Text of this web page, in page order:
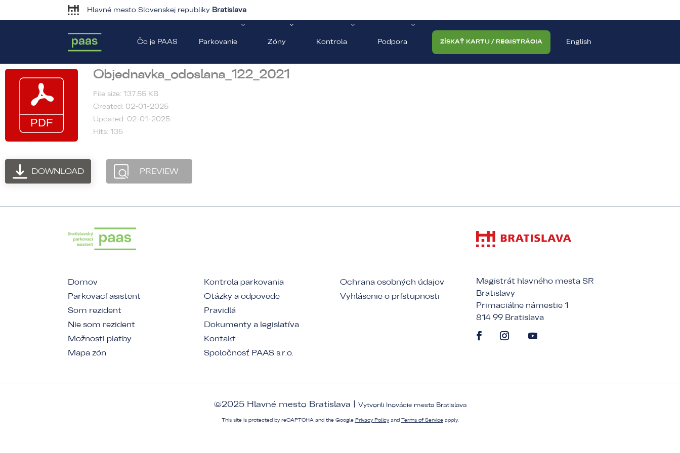
Hlavné mesto Slovenskej republiky Bratislava
Čo je PAAS Parkovanie Zóny Kontrola Podpora ZÍSKAŤ KARTU / REGISTRÁCIA English
Objednavka_odoslana_122_2021
File size: 137.55 KB
Created: 02-01-2025
Updated: 02-01-2025
Hits: 135
DOWNLOAD PREVIEW
Domov
Parkovací asistent
Som rezident
Nie som rezident
Možnosti platby
Mapa zón
Kontrola parkovania
Otázky a odpovede
Pravidlá
Dokumenty a legislatíva
Kontakt
Spoločnosť PAAS s.r.o.
Ochrana osobných údajov
Vyhlásenie o prístupnosti
Magistrát hlavného mesta SR
Bratislavy
Primaciálne námestie 1
814 99 Bratislava
©2025 Hlavné mesto Bratislava | Vytvorili Inovácie mesta Bratislava
This site is protected by reCAPTCHA and the Google Privacy Policyand Terms of Serviceapply.